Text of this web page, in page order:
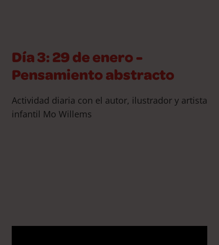
Día 3: 29 de enero -
Pensamiento abstracto
Actividad diaria con el autor, ilustrador y artista
infantil Mo Willems